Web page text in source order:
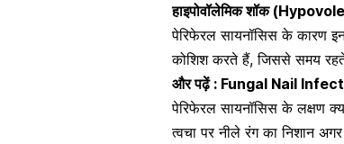
हाइपोवॉलेमिक शॉक
पेरिफेरल सायनॉसिस के कारण
कोशिश करते हैं, जिससे समय रहते
और पढ़ें : Fungal Nail
पेरिफेरल सायनॉसिस के लक्षण
त्वचा पर नीले रंग का निशान